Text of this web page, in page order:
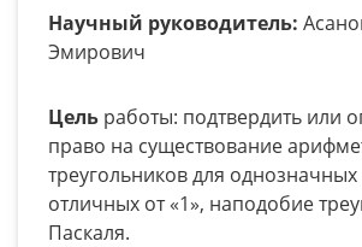
Научный руководитель:
Эмирович
Цель работы: подтвердить или
право на существование
треугольников для однозначных
отличных от «1», наподобие
Паскаля.